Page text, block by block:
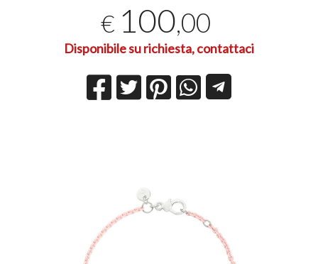
€ 100,00
Disponibile su richiesta, contattaci